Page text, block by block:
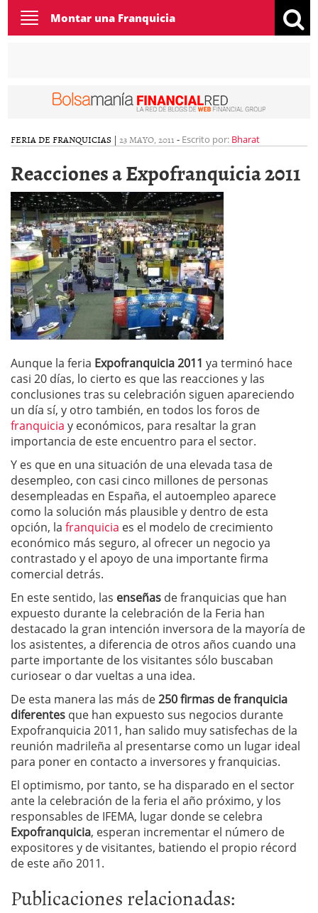
Toggle
navigation
Montar una Franquicia
FERIA DE FRANQUICIAS | 23 MAYO, 2011 - Escrito por: Bharat
Reacciones a Expofranquicia 2011
Aunque la feria Expofranquicia 2011 ya terminó hace
casi 20 días, lo cierto es que las reacciones y las
conclusiones tras su celebración siguen apareciendo
un día sí, y otro también, en todos los foros de
franquicia y económicos, para resaltar la gran
importancia de este encuentro para el sector.
Y es que en una situación de una elevada tasa de
desempleo, con casi cinco millones de personas
desempleadas en España, el autoempleo aparece
como la solución más plausible y dentro de esta
opción, la franquicia es el modelo de crecimiento
económico más seguro, al ofrecer un negocio ya
contrastado y el apoyo de una importante firma
comercial detrás.
En este sentido, las enseñas de franquicias que han
expuesto durante la celebración de la Feria han
destacado la gran intención inversora de la mayoría de
los asistentes, a diferencia de otros años cuando una
parte importante de los visitantes sólo buscaban
curiosear o dar vueltas a una idea.
De esta manera las más de250 firmas de franquicia
diferentes que han expuesto sus negocios durante
Expofranquicia 2011, han salido muy satisfechas de la
reunión madrileña al presentarse como un lugar ideal
para poner en contacto a inversores y franquicias.
El optimismo, por tanto, se ha disparado en el sector
ante la celebración de la feria el año próximo, y los
responsables de IFEMA, lugar donde se celebra
Expofranquicia, esperan incrementar el número de
expositores y de visitantes, batiendo el propio récord
de este año 2011.
Publicaciones relacionadas: